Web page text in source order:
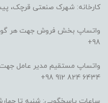
کارخانه: شهرک صنعتی قرچک، پیشرفت
98+
واتساپ مستقیم مدیر عامل
6434 824 912 98+